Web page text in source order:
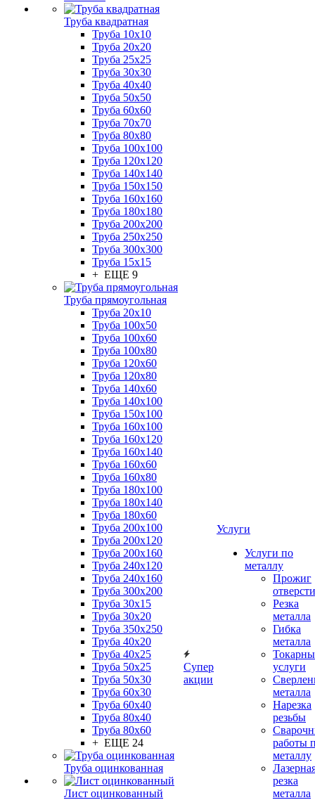
Труба квадратная
Труба 10x10
Труба 20x20
Труба 25x25
Труба 30x30
Труба 40x40
Труба 50x50
Труба 60x60
Труба 70x70
Труба 80x80
Труба 100x100
Труба 120x120
Труба 140x140
Труба 150x150
Труба 160x160
Труба 180x180
Труба 200x200
Труба 250x250
Труба 300x300
Труба 15x15
+ ЕЩЕ 9
Труба прямоугольная
Труба 20x10
Труба 100x50
Труба 100x60
Труба 100x80
Труба 120x60
Труба 120x80
Труба 140x60
Труба 140x100
Труба 150x100
Труба 160x100
Труба 160x120
Труба 160x140
Труба 160x60
Труба 160x80
Труба 180x100
Труба 180x140
Труба 180x60
Труба 200x100
Труба 200x120
Труба 200x160
Труба 240x120
Труба 240x160
Труба 300x200
Труба 30x15
Труба 30x20
Труба 350x250
Труба 40x20
Труба 40x25
Труба 50x25
Труба 50x30
Труба 60x30
Труба 60x40
Труба 80x40
Труба 80x60
+ ЕЩЕ 24
Труба оцинкованная
Лист оцинкованный
Супер
акции
Услуги
Услуги по
металлу
Прожиг
Резка
металла
Гибка
металла
услуги
металла
Нарезка
резьбы
работы
металлу
резка
металла